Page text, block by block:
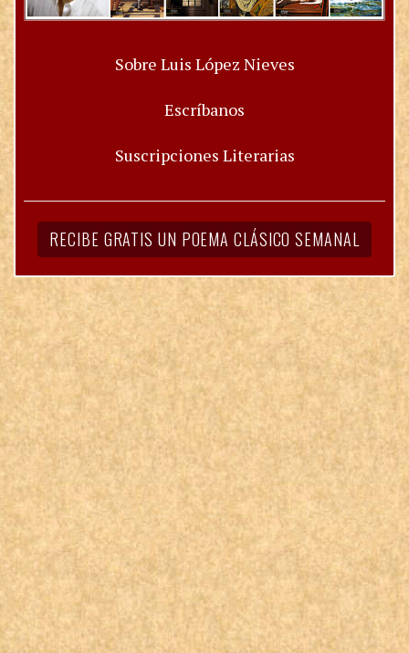
Sobre Luis López Nieves
Escríbanos
Suscripciones Literarias
RECIBE GRATIS UN POEMA CLÁSICO SEMANAL